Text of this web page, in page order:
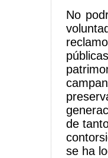
No
de
se ha